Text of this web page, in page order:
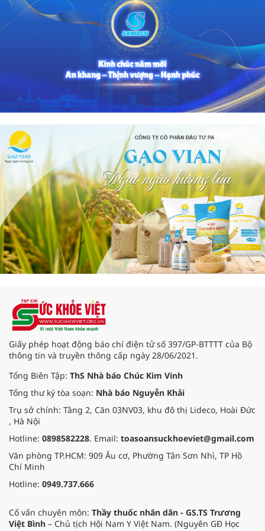
Giấy phép hoạt động báo chí điện tử số 397/GP-BTTTT của Bộ
thông tin và truyền thông cấp ngày 28/06/2021.
Tổng Biên Tập: ThS Nhà báo Chúc Kim Vinh
Tổng thư ký tòa soạn: Nhà báo Nguyễn Khải
Trụ sở chính: Tầng 2, Căn 03NV03, khu đô thị Lideco, Hoài Đức
, Hà Nội
Hotline: 0898582228. Email: toasoansuckhoeviet@gmail.com
Văn phòng TP.HCM: 909 Âu cơ, Phường Tân Sơn Nhì, TP Hồ
Chí Minh
Hotline: 0949.737.666
Cố vấn chuyên môn: Thầy thuốc nhân dân - GS.TS Trương
Việt Bình – Chủ tịch Hội Nam Y Việt Nam. (Nguyên GĐ Học